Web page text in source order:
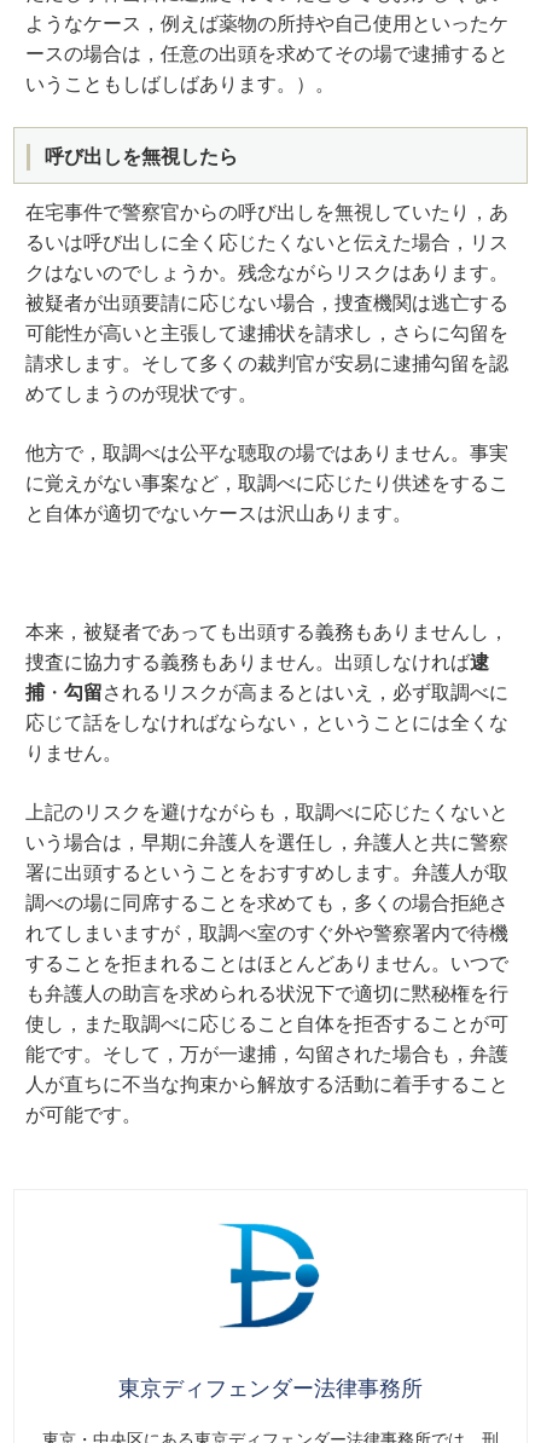
ようなケース，例えば薬物の所持や自己使用といったケ
ースの場合は，任意の出頭を求めてその場で逮捕すると
いうこともしばしばあります。）。
呼び出しを無視したら
在宅事件で警察官からの呼び出しを無視していたり，あ
るいは呼び出しに全く応じたくないと伝えた場合，リス
クはないのでしょうか。残念ながらリスクはあります。
被疑者が出頭要請に応じない場合，捜査機関は逃亡する
可能性が高いと主張して逮捕状を請求し，さらに勾留を
請求します。そして多くの裁判官が安易に逮捕勾留を認
めてしまうのが現状です。
他方で，取調べは公平な聴取の場ではありません。事実
に覚えがない事案など，取調べに応じたり供述をするこ
と自体が適切でないケースは沢山あります。
本来，被疑者であっても出頭する義務もありませんし，
捜査に協力する義務もありません。出頭しなければ逮
捕・勾留されるリスクが高まるとはいえ，必ず取調べに
応じて話をしなければならない，ということには全くな
りません。
上記のリスクを避けながらも，取調べに応じたくないと
いう場合は，早期に弁護人を選任し，弁護人と共に警察
署に出頭するということをおすすめします。弁護人が取
調べの場に同席することを求めても，多くの場合拒絶さ
れてしまいますが，取調べ室のすぐ外や警察署内で待機
することを拒まれることはほとんどありません。いつで
も弁護人の助言を求められる状況下で適切に黙秘権を行
使し，また取調べに応じること自体を拒否することが可
能です。そして，万が一逮捕，勾留された場合も，弁護
人が直ちに不当な拘束から解放する活動に着手すること
が可能です。
東京ディフェンダー法律事務所